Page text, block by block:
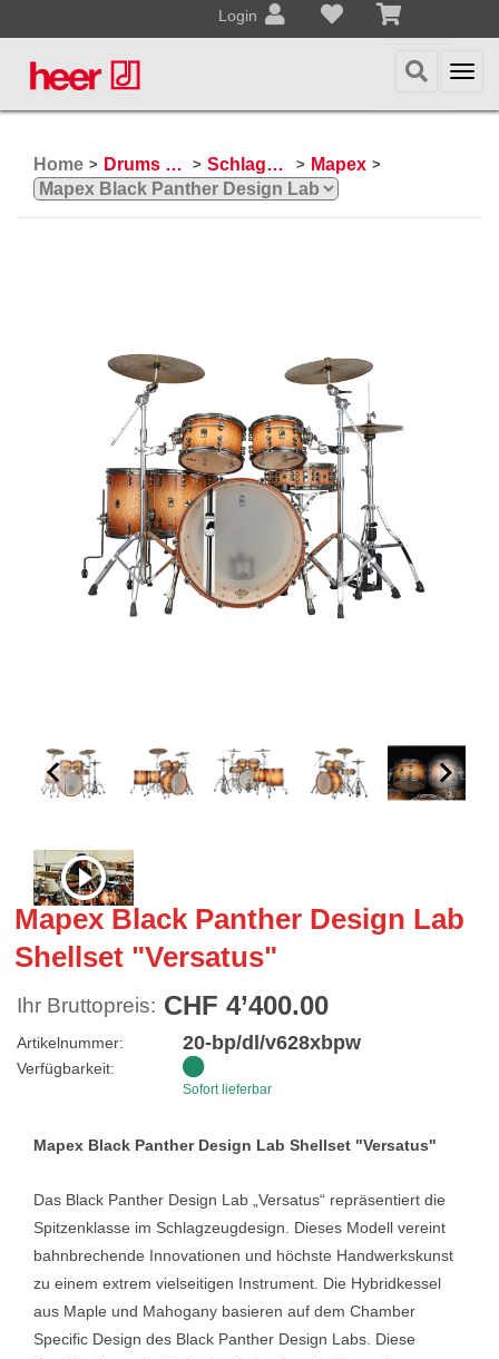
Login
Home > Drums & Percussion > Schlagzeuge > Mapex >
Mapex Black Panther Design Lab
Shellset "Versatus"
Ihr Bruttopreis: CHF 4’400.00
Artikelnummer: 20-bp/dl/v628xbpw
Verfügbarkeit:
Sofort lieferbar
Mapex Black Panther Design Lab Shellset "Versatus"
Das Black Panther Design Lab „Versatus“ repräsentiert die
Spitzenklasse im Schlagzeugdesign. Dieses Modell vereint
bahnbrechende Innovationen und höchste Handwerkskunst
zu einem extrem vielseitigen Instrument. Die Hybridkessel
aus Maple und Mahogany basieren auf dem Chamber
Specific Design des Black Panther Design Labs. Diese